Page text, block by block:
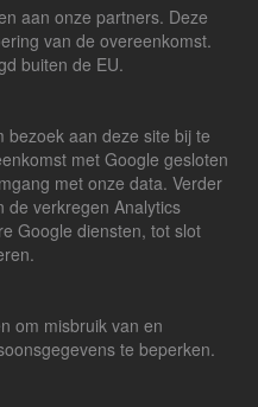
aan onze partners. Deze
van de overeenkomst.
buiten de EU.
bezoek aan deze site bij te
met Google gesloten
met onze data. Verder
de verkregen Analytics
Google diensten, tot slot
om misbruik van en
te beperken.